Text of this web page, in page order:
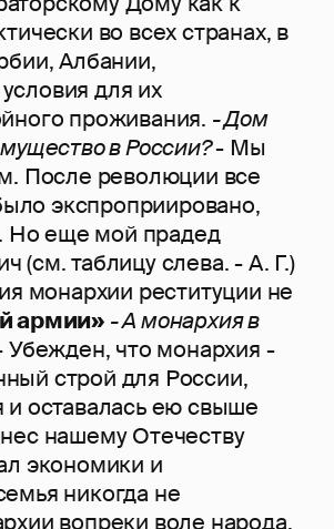
во всех странах, в
Албании,
для их
проживания. - Дом
в России?- Мы
После революции все
экспроприировано,
Но еще мой прадед
(см. таблицу слева. - А. Г.)
монархии реституции не
армии» - А монархия в
Убежден, что монархия -
строй для России,
и оставалась ею свыше
нашему Отечеству
экономики и
никогда не
вопреки воле народа.